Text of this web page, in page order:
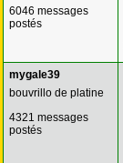
6046 messages
postés
mygale39
bouvrillo de platine
4321 messages
postés